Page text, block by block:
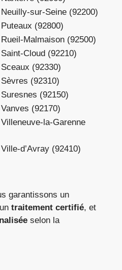
sur-Seine (92200)
(92800)
Malmaison (92500)
Cloud (92210)
(92330)
(92310)
(92150)
(92170)
la-Garenne
d’Avray (92410)
garantissons un
traitement certifié, et
selon la